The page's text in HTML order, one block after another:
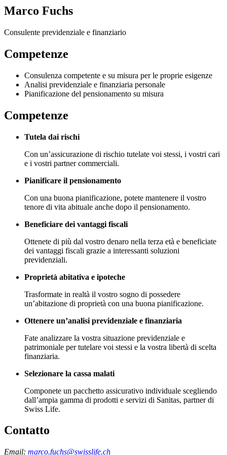
Marco Fuchs
Consulente previdenziale e finanziario
Competenze
Consulenza competente e su misura per le proprie esigenze
Analisi previdenziale e finanziaria personale
Pianificazione del pensionamento su misura
Competenze
Tutela dai rischi
Con un’assicurazione di rischio tutelate voi stessi, i vostri cari
e i vostri partner commerciali.
Pianificare il pensionamento
Con una buona pianificazione, potete mantenere il vostro
tenore di vita abituale anche dopo il pensionamento.
Beneficiare dei vantaggi fiscali
Ottenete di più dal vostro denaro nella terza età e beneficiate
dei vantaggi fiscali grazie a interessanti soluzioni
previdenziali.
Proprietà abitativa e ipoteche
Trasformate in realtà il vostro sogno di possedere
un’abitazione di proprietà con una buona pianificazione.
Ottenere un’analisi previdenziale e finanziaria
Fate analizzare la vostra situazione previdenziale e
patrimoniale per tutelare voi stessi e la vostra libertà di scelta
finanziaria.
Selezionare la cassa malati
Componete un pacchetto assicurativo individuale scegliendo
dall’ampia gamma di prodotti e servizi di Sanitas, partner di
Swiss Life.
Contatto
Email: marco.fuchs@swisslife.ch